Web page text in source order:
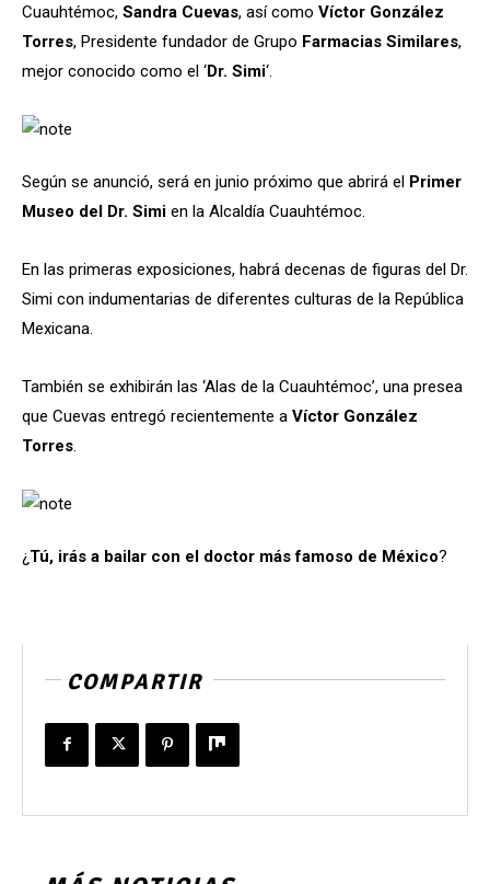
Cuauhtémoc, Sandra Cuevas, así como Víctor González
Torres, Presidente fundador de Grupo Farmacias Similares,
mejor conocido como el ‘Dr. Simi‘.
Según se anunció, será en junio próximo que abrirá el Primer
Museo del Dr. Simi en la Alcaldía Cuauhtémoc.
En las primeras exposiciones, habrá decenas de figuras del Dr.
Simi con indumentarias de diferentes culturas de la República
Mexicana.
También se exhibirán las ‘Alas de la Cuauhtémoc’, una presea
que Cuevas entregó recientemente a Víctor González
Torres
¿ Tú, irás a bailar con el doctor más famoso de México?
COMPARTIR